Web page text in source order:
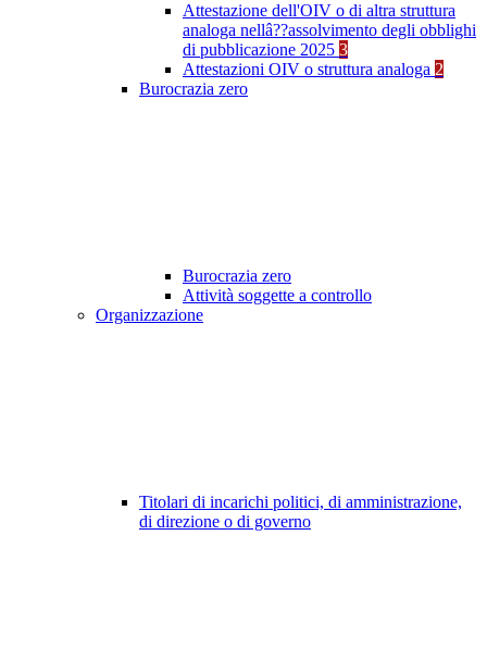
Attestazione dell'OIV o di altra struttura
analoga nellâ??assolvimento degli obblighi
di pubblicazione 2025 3
Attestazioni OIV o struttura analoga 2
Burocrazia zero
Burocrazia zero
Attività soggette a controllo
Organizzazione
Titolari di incarichi politici, di amministrazione,
di direzione o di governo